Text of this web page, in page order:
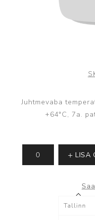
Juhtmevaba
+64°С, 7a.
LISA
Tallinn